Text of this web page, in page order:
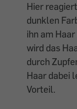
Hier
dunklen
ihn am
wird das
durch
Haar dabei
Vorteil.